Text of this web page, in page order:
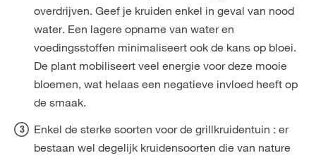
overdrijven. Geef je kruiden enkel in geval van nood
water. Een lagere opname van water en
voedingsstoffen minimaliseert ook de kans op bloei.
De plant mobiliseert veel energie voor deze mooie
bloemen, wat helaas een negatieve invloed heeft op
de smaak.
Enkel de sterke soorten voor de grillkruidentuin : er
bestaan wel degelijk kruidensoorten die van nature